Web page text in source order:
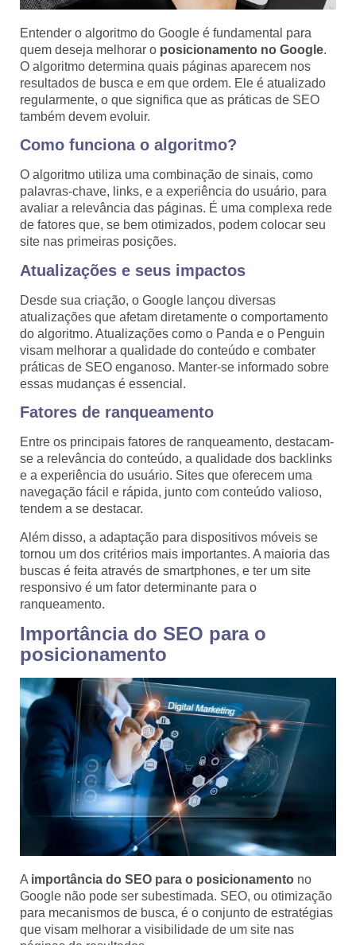
Entender o algoritmo do Google é fundamental para
quem deseja melhorar o posicionamento no Google.
O algoritmo determina quais páginas aparecem nos
resultados de busca e em que ordem. Ele é atualizado
regularmente, o que significa que as práticas de SEO
também devem evoluir.
Como funciona o algoritmo?
O algoritmo utiliza uma combinação de sinais, como
palavras-chave, links, e a experiência do usuário, para
avaliar a relevância das páginas. É uma complexa rede
de fatores que, se bem otimizados, podem colocar seu
site nas primeiras posições.
Atualizações e seus impactos
Desde sua criação, o Google lançou diversas
atualizações que afetam diretamente o comportamento
do algoritmo. Atualizações como o Panda e o Penguin
visam melhorar a qualidade do conteúdo e combater
práticas de SEO enganoso. Manter-se informado sobre
essas mudanças é essencial.
Fatores de ranqueamento
Entre os principais fatores de ranqueamento, destacam-
se a relevância do conteúdo, a qualidade dos backlinks
e a experiência do usuário. Sites que oferecem uma
navegação fácil e rápida, junto com conteúdo valioso,
tendem a se destacar.
Além disso, a adaptação para dispositivos móveis se
tornou um dos critérios mais importantes. A maioria das
buscas é feita através de smartphones, e ter um site
responsivo é um fator determinante para o
ranqueamento.
Importância do SEO para o
posicionamento
A importância do SEO para o posicionamento no
Google não pode ser subestimada. SEO, ou otimização
para mecanismos de busca, é o conjunto de estratégias
que visam melhorar a visibilidade de um site nas